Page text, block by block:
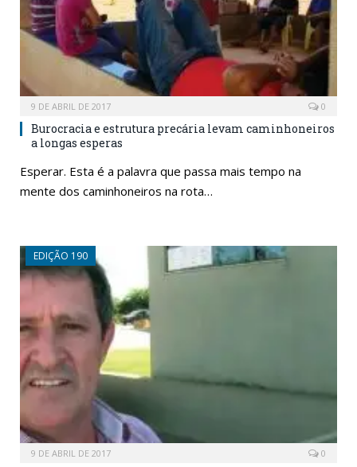
9 DE ABRIL DE 2017 0
Burocracia e estrutura precária levam caminhoneiros
a longas esperas
Esperar. Esta é a palavra que passa mais tempo na
mente dos caminhoneiros na rota…
EDIÇÃO 190
9 DE ABRIL DE 2017 0